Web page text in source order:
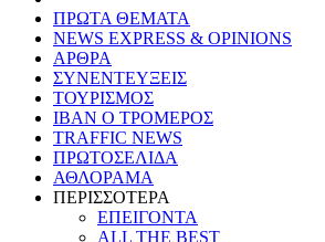
ΠΡΩΤΑ ΘΕΜΑΤΑ
NEWS EXPRESS & OPINIONS
ΑΡΘΡΑ
ΣΥΝΕΝΤΕΥΞΕΙΣ
ΤΟΥΡΙΣΜΟΣ
ΙΒΑΝ Ο ΤΡΟΜΕΡΟΣ
TRAFFIC NEWS
ΠΡΩΤΟΣΕΛΙΔΑ
ΑΘΛΟΡΑΜΑ
ΠΕΡΙΣΣΟΤΕΡΑ
ΕΠΕΙΓΟΝΤΑ
ALL THE BEST